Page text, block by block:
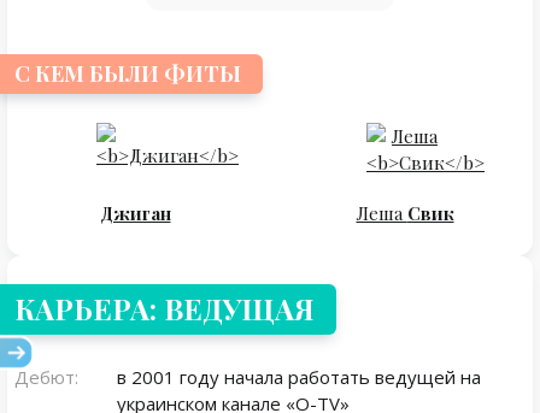
С КЕМ БЫЛИ ФИТЫ
Джиган Леша Свик
КАРЬЕРА: ВЕДУЩАЯ
Дебют:
в 2001 году начала работать ведущей на
украинском канале «О-TV»